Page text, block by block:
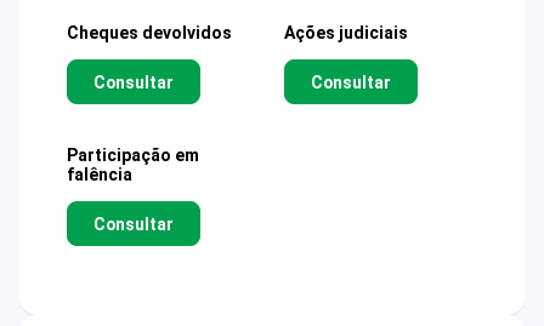
Cheques devolvidos
Consultar
Ações judiciais
Consultar
Participação em
falência
Consultar